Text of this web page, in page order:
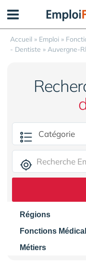
Accueil » Emploi »
- Dentiste » Auvergne-
Régions
Fonctions
Métiers